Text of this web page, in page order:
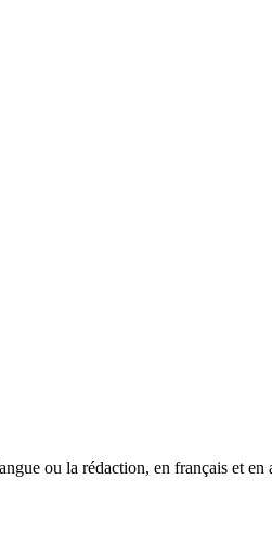
ou la rédaction, en français et